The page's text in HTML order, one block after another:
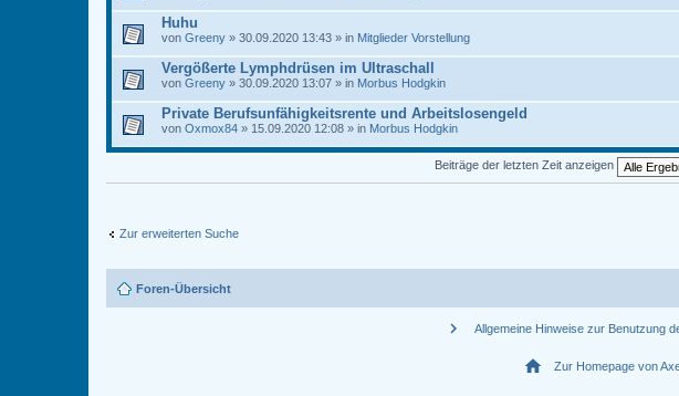
Huhu
von Greeny » 30.09.2020 13:43 » in Mitglieder Vorstellung
Vergößerte Lymphdrüsen im Ultraschall
von Greeny » 30.09.2020 13:07 » in Morbus Hodgkin
Private Berufsunfähigkeitsrente und Arbeitslosengeld
von Oxmox84 » 15.09.2020 12:08 » in Morbus Hodgkin
Beiträge der letzten Zeit anzeigen
Zur erweiterten Suche
Foren-Übersicht
chevron_right Allgemeine Hinweise zur Benutzung
home Zur Homepage von